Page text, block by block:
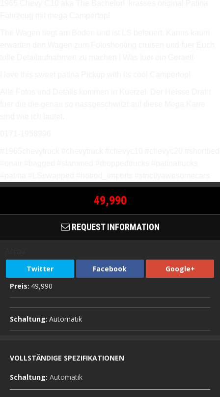
49,990
REQUEST INFORMATION
Twitter Facebook
Google+
Preis: 49,990
Schaltung: Automatik
VOLLSTÄNDIGE SPEZIFIKATIONEN
Schaltung: Automatik